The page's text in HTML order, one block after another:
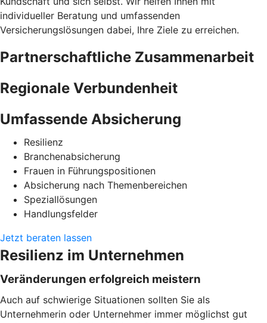
individueller Beratung und umfassenden
Versicherungslösungen dabei, Ihre Ziele zu erreichen.
Partnerschaftliche Zusammenarbeit
Regionale Verbundenheit
Umfassende Absicherung
Resilienz
Branchenabsicherung
Frauen in Führungspositionen
Absicherung nach Themenbereichen
Speziallösungen
Handlungsfelder
Jetzt beraten lassen
Resilienz im Unternehmen
Veränderungen erfolgreich meistern
Auch auf schwierige Situationen sollten Sie als
Unternehmerin oder Unternehmer immer möglichst gut